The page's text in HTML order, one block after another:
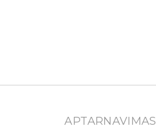
APTARNAVIMAS